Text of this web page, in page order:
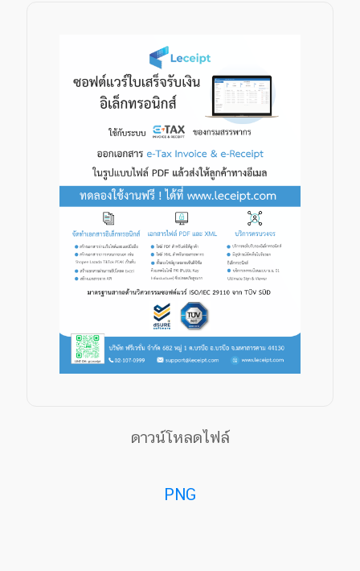
ดาวน์โหลดไฟล์
PNG